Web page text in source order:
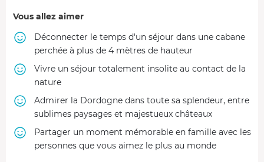
Vous allez aimer
Déconnecter le temps d'un séjour dans une cabane
perchée à plus de 4 mètres de hauteur
Vivre un séjour totalement insolite au contact de la
nature
Admirer la Dordogne dans toute sa splendeur, entre
sublimes paysages et majestueux châteaux
Partager un moment mémorable en famille avec les
personnes que vous aimez le plus au monde